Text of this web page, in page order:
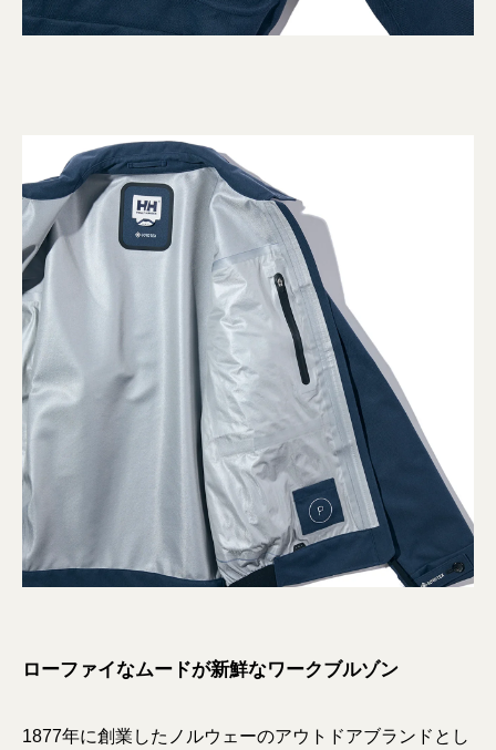
ローファイなムードが新鮮なワークブルゾン
1877年に創業したノルウェーのアウトドアブランドとし